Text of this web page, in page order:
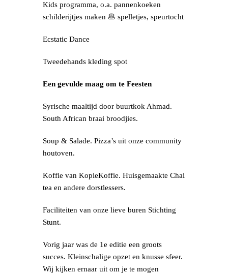
Kids programma, o.a. pannenkoeken
schilderijtjes maken 🥞 spelletjes, speurtocht
Ecstatic Dance
Tweedehands kleding spot
Een gevulde maag om te Feesten
Syrische maaltijd door buurtkok Ahmad.
South African braai broodjies.
Soup & Salade. Pizza’s uit onze community
houtoven.
Koffie van KopieKoffie. Huisgemaakte Chai
tea en andere dorstlessers.
Faciliteiten van onze lieve buren Stichting
Stunt.
Vorig jaar was de 1e editie een groots
succes. Kleinschalige opzet en knusse sfeer.
Wij kijken ernaar uit om je te mogen